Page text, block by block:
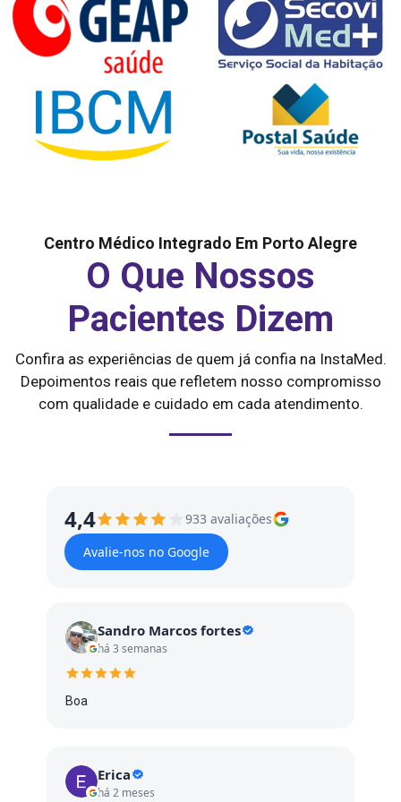
Centro Médico Integrado Em Porto Alegre
O Que Nossos
Pacientes Dizem
Confira as experiências de quem já confia na InstaMed.
Depoimentos reais que refletem nosso compromisso
com qualidade e cuidado em cada atendimento.
4,4
933 avaliações
Avalie-nos no Google
Sandro Marcos fortes
há 3 semanas
Boa
Erica
há 2 meses